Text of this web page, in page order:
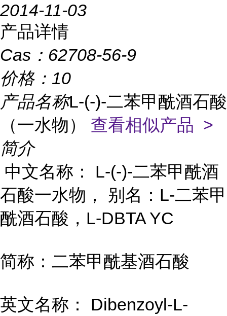
2014-11-03
产品详情
Cas： 62708-56-9
价格： 10
产品名称L-(-)-二苯甲酰酒石酸
（一水物） 查看相似产品 >
简介
中文名称： L-(-)-二苯甲酰酒
石酸一水物， 别名：L-二苯甲
酰酒石酸，L-DBTA YC
简称：二苯甲酰基酒石酸
英文名称： Dibenzoyl-L-